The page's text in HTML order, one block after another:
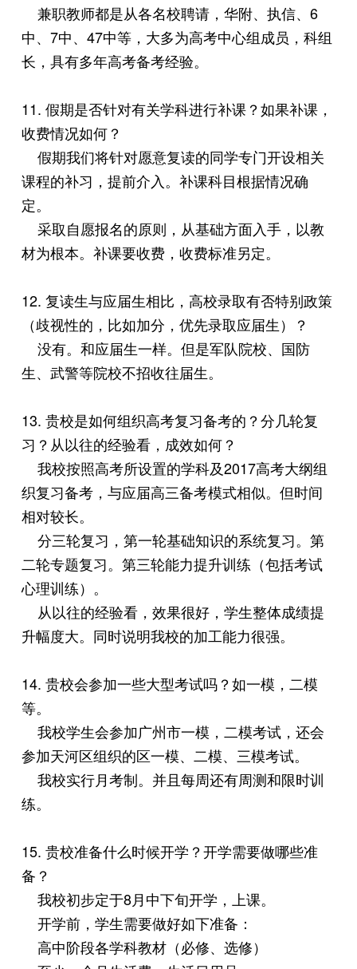
兼职教师都是从各名校聘请，华附、执信、6
中、7中、47中等，大多为高考中心组成员，科组
长，具有多年高考备考经验。
11. 假期是否针对有关学科进行补课？如果补课，
收费情况如何？
假期我们将针对愿意复读的同学专门开设相关
课程的补习，提前介入。补课科目根据情况确
定。
采取自愿报名的原则，从基础方面入手，以教
材为根本。补课要收费，收费标准另定。
12. 复读生与应届生相比，高校录取有否特别政策
（歧视性的，比如加分，优先录取应届生）？
没有。和应届生一样。但是军队院校、国防
生、武警等院校不招收往届生。
13. 贵校是如何组织高考复习备考的？分几轮复
习？从以往的经验看，成效如何？
我校按照高考所设置的学科及2017高考大纲组
织复习备考，与应届高三备考模式相似。但时间
相对较长。
分三轮复习，第一轮基础知识的系统复习。第
二轮专题复习。第三轮能力提升训练（包括考试
心理训练）。
从以往的经验看，效果很好，学生整体成绩提
升幅度大。同时说明我校的加工能力很强。
14. 贵校会参加一些大型考试吗？如一模，二模
等。
我校学生会参加广州市一模，二模考试，还会
参加天河区组织的区一模、二模、三模考试。
我校实行月考制。并且每周还有周测和限时训
练。
15. 贵校准备什么时候开学？开学需要做哪些准
备？
我校初步定于8月中下旬开学，上课。
开学前，学生需要做好如下准备：
高中阶段各学科教材（必修、选修）